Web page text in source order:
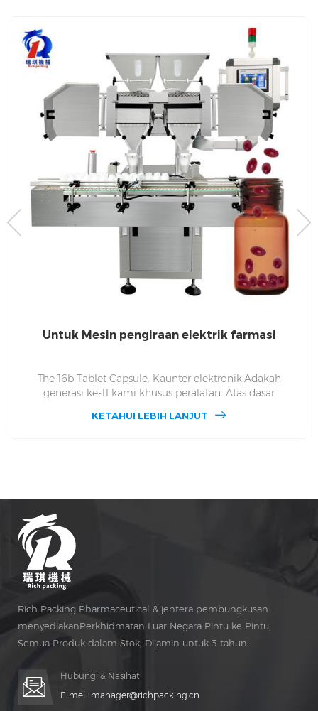
Untuk Mesin pengiraan elektrik farmasi
The 16b Tablet Capsule. Kaunter elektronik.Adakah
generasi ke-11 kami khusus peralatan. Atas dasar
kumpulan kami telah membangunkan 16B
KETAHUI LEBIH LANJUT
Rich Packing Pharmaceutical & jentera pembungkusan
menyediakanPerkhidmatan Luar Negara Pintu ke Pintu,
Semua Produk dalam Stok, Dijamin untuk 3 tahun!
Hubungi & Nasihat
E-mel : manager@richpacking.cn